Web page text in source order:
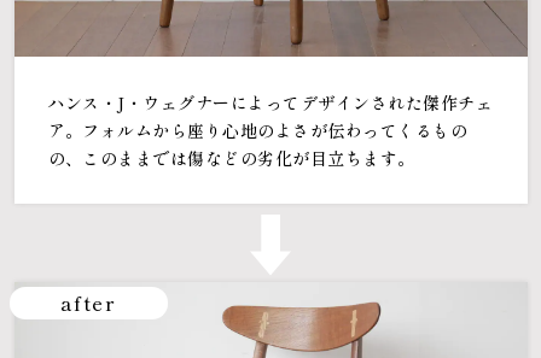
ハンス・J・ウェグナーによってデザインされた傑作チェ
ア。フォルムから座り心地のよさが伝わってくるもの
の、このままでは傷などの劣化が目立ちます。
after